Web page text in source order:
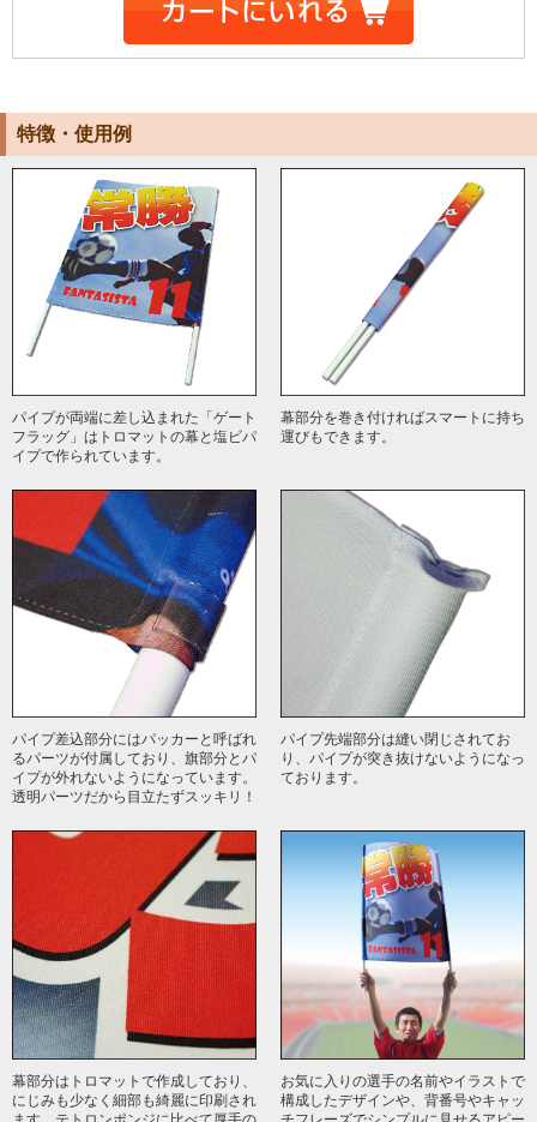
特徴・使用例
パイプが両端に差し込まれた「ゲート
フラッグ」はトロマットの幕と塩ビパ
イプで作られています。
幕部分を巻き付ければスマートに持ち
運びもできます。
パイプ差込部分にはパッカーと呼ばれ
るパーツが付属しており、旗部分とパ
イプが外れないようになっています。
透明パーツだから目立たずスッキリ！
パイプ先端部分は縫い閉じされてお
り、パイプが突き抜けないようになっ
ております。
幕部分はトロマットで作成しており、
にじみも少なく細部も綺麗に印刷され
お気に入りの選手の名前やイラストで
構成したデザインや、背番号やキャッ